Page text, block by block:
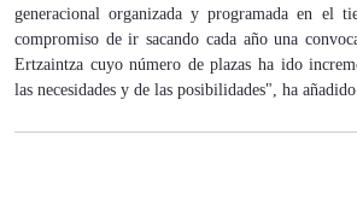
generacional organizada y programada en el
compromiso de ir sacando cada año una
Ertzaintza cuyo número de plazas ha ido
las necesidades y de las posibilidades", ha